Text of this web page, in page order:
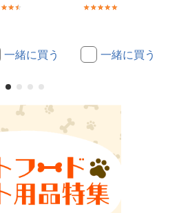
一緒に買う 一緒に買う